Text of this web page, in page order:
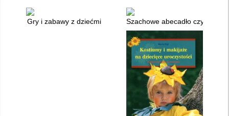
Gry i zabawy z dziećmi Szachowe abecadło czyli